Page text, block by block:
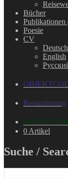
Bücher
Poesie
CV
Deutsch
English
Restaurierung
ONLINE-
0 Artikel
Suche /